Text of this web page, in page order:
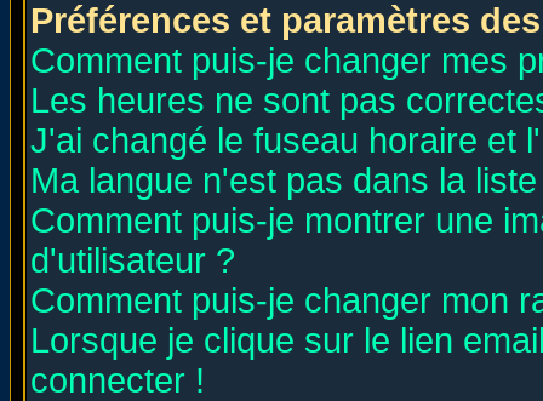
Préférences et paramètres
Comment puis-je changer mes
Les heures ne sont pas
J'ai changé le fuseau horaire et
Ma langue n'est pas dans la
Comment puis-je montrer une
d'utilisateur ?
Comment puis-je changer mon
Lorsque je clique sur le lien
connecter !